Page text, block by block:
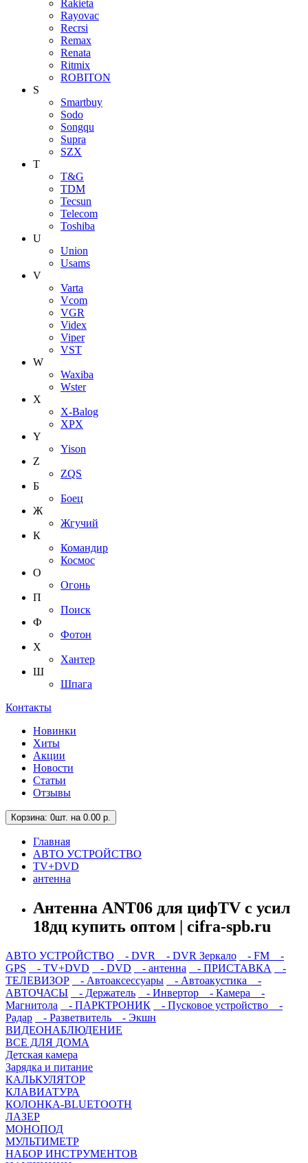
Rakieta
Rayovac
Recrsi
Remax
Renata
Ritmix
ROBITON
S
Smartbuy
Sodo
Songqu
Supra
SZX
T
T&G
TDM
Tecsun
Telecom
Toshiba
U
Union
Usams
V
Varta
Vcom
VGR
Videx
Viper
VST
W
Waxiba
Wster
X
X-Balog
XPX
Y
Yison
Z
ZQS
Б
Боец
Ж
Жгучий
К
Командир
Космос
О
Огонь
П
Поиск
Ф
Фотон
Х
Хантер
Ш
Шпага
Контакты
Новинки
Хиты
Акции
Новости
Статьи
Отзывы
Корзина: 0шт. на 0.00 р.
Главная
АВТО УСТРОЙСТВО
TV+DVD
антенна
Антенна ANT06 для цифTV с усил
18дц купить оптом | cifra-spb.ru
АВТО УСТРОЙСТВО - DVR - DVR Зеркало - FM
-
GPS
- TV+DVD - DVD - антенна - ПРИСТАВКА
-
ТЕЛЕВИЗОР
- Автоаксессуары - Автоакустика
-
АВТОЧАСЫ
- Держатель - Инвертор - Камера
-
Магнитола
- ПАРКТРОНИК - Пусковое устройство
-
Радар
- Разветвитель
- Экшн
ВИДЕОНАБЛЮДЕНИЕ
ВСЕ ДЛЯ ДОМА
Детская камера
Зарядка и питание
КАЛЬКУЛЯТОР
КЛАВИАТУРА
КОЛОНКА-BLUETOOTH
ЛАЗЕР
МОНОПОД
МУЛЬТИМЕТР
НАБОР ИНСТРУМЕНТОВ